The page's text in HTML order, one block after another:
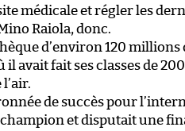
médicale et régler les
Raiola, donc.
d’environ 120
avait fait ses classes de
de succès pour
et disputait une